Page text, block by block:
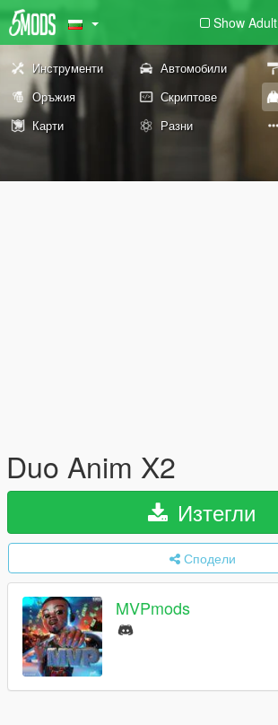
Show Adult
Инструменти Автомобили
Оръжия Скриптове
Карти
Разни
Duo Anim X2
Изтегли
Сподели
MVPmods